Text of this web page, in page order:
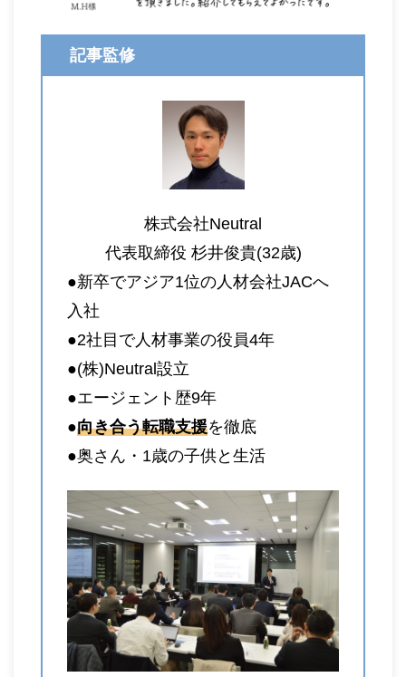
記事監修
株式会社Neutral
代表取締役 杉井俊貴(32歳)
●新卒でアジア1位の人材会社JACへ
入社
●2社目で人材事業の役員4年
●(株)Neutral設立
●エージェント歴9年
●向き合う転職支援を徹底
●奥さん・1歳の子供と生活